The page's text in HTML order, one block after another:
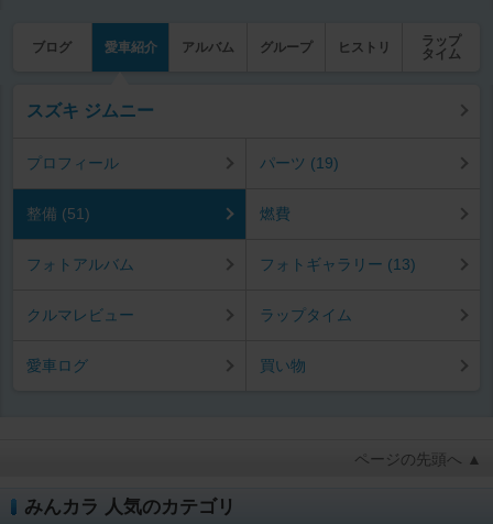
ブログ 愛車紹介 アルバム グループ ヒストリ
ラップ
タイム
スズキ ジムニー
プロフィール パーツ (19)
整備 (51) 燃費
フォトアルバム フォトギャラリー (13)
クルマレビュー ラップタイム
愛車ログ 買い物
ページの先頭へ ▲
みんカラ 人気のカテゴリ